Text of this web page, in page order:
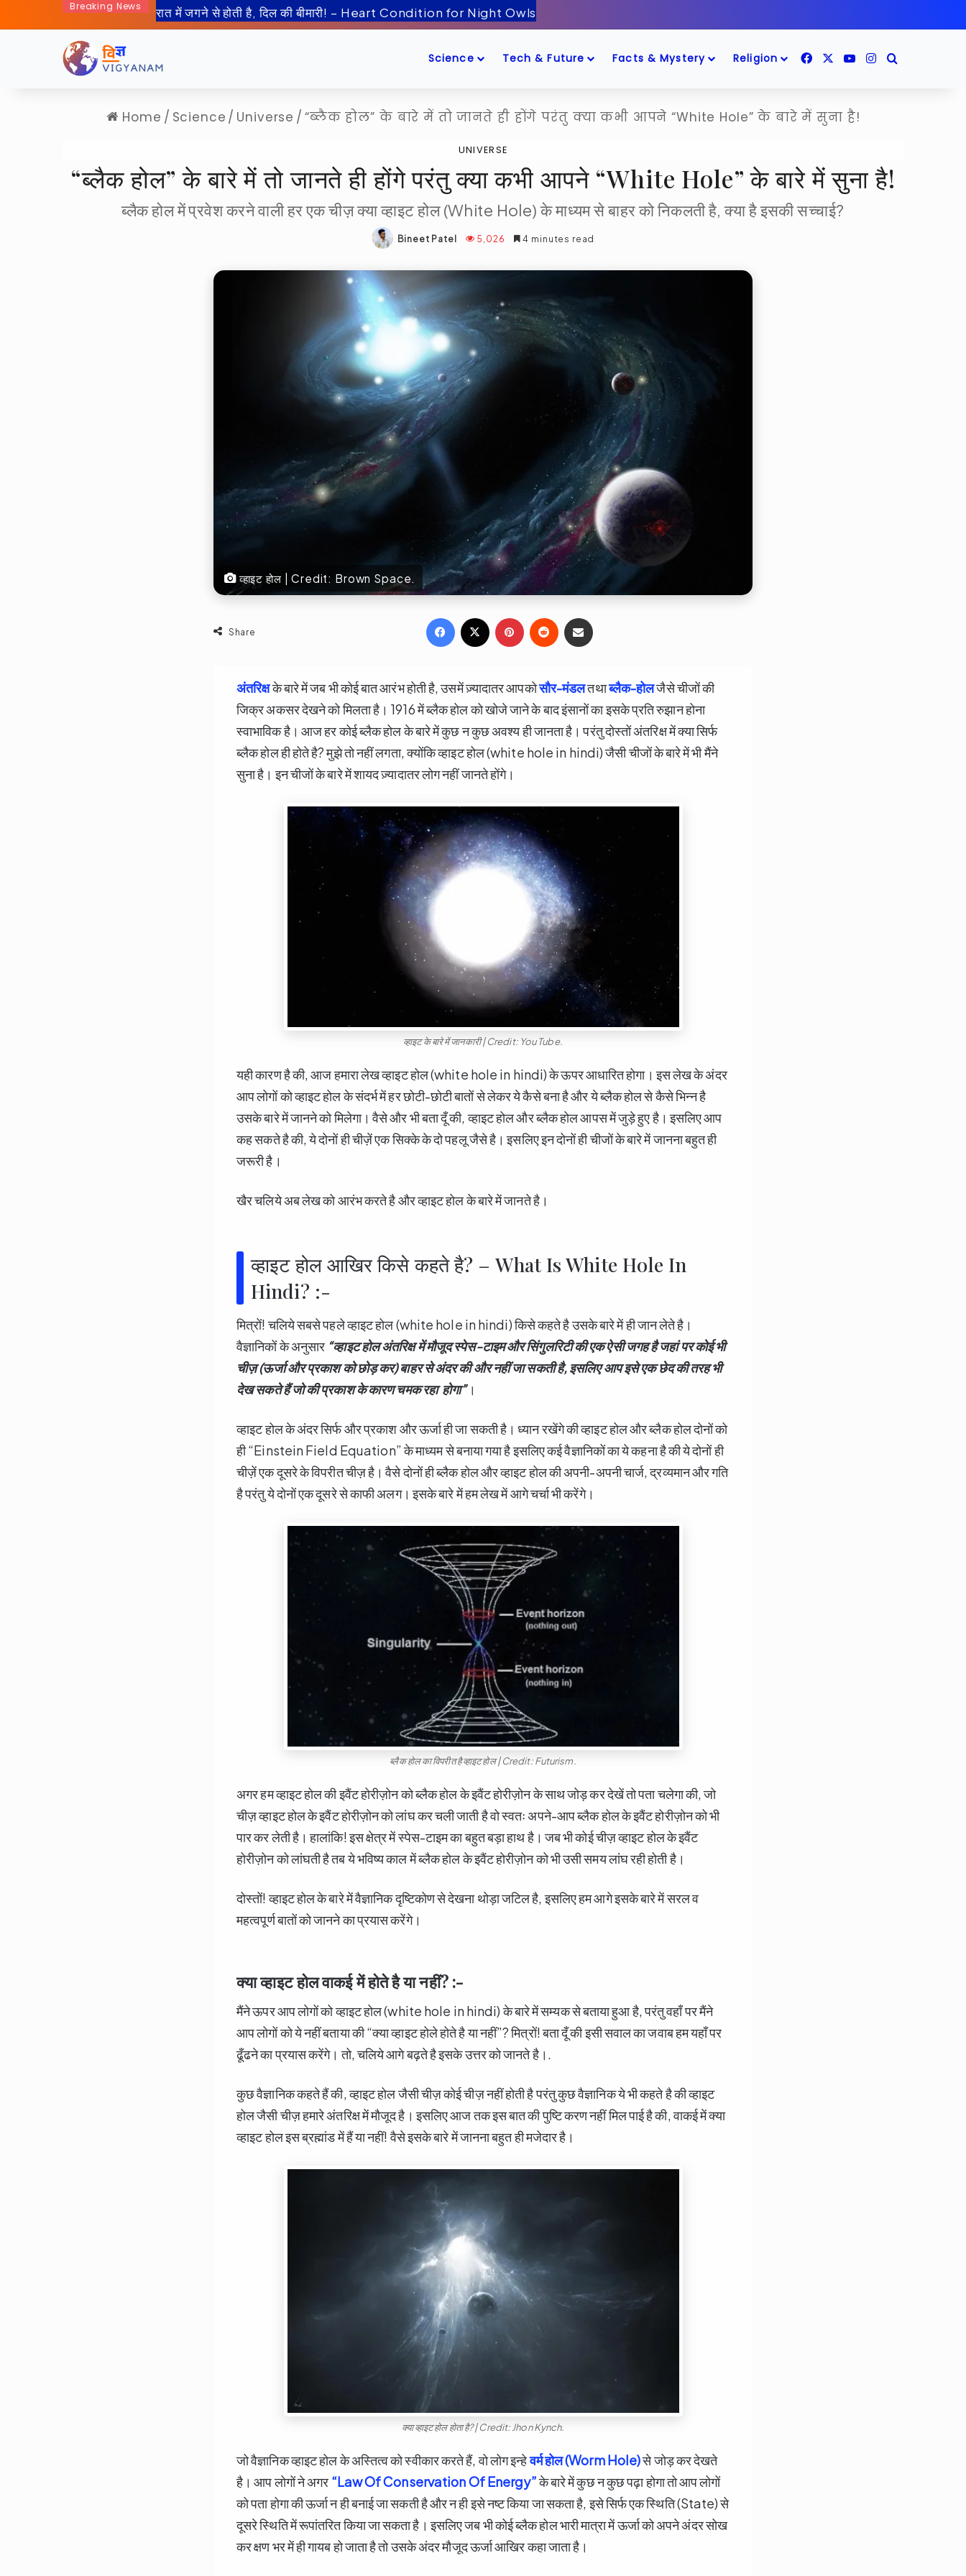
Breaking News
50 साल बाद इंसान जा रहा हैं चाँद के पास! – Artemis-2 Mission Launch
Science Tech & Future Facts & Mystery Religion FacebookYouTubeInstagram
Home / Science / Universe / “ब्लैक होल” के बारे में तो जानते ही होंगे परंतु क्या कभी आपने “White Hole” के बारे में सुना है!
UNIVERSE
“ब्लैक होल” के बारे में तो जानते ही होंगे परंतु क्या कभी आपने “White Hole” के बारे में सुना है!
ब्लैक होल में प्रवेश करने वाली हर एक चीज़ क्या व्हाइट होल (White Hole) के माध्यम से बाहर को निकलती है, क्या है इसकी सच्चाई?
Bineet Patel 5,026 4 minutes read
व्हाइट होल | Credit: Brown Space.
Share
Facebook Pinterest
Reddit
अंतरिक्षके बारे में जब भी कोई बात आरंभ होती है, उसमें ज़्यादातर आपकोसौर-मंडलतथाब्लैक-होलजैसे चीजों की
जिक्र अकसर देखने को मिलता है। 1916 में ब्लैक होल को खोजे जाने के बाद इंसानों का इसके प्रति रुझान होना
स्वाभाविक है। आज हर कोई ब्लैक होल के बारे में कुछ न कुछ अवश्य ही जानता है। परंतु दोस्तों अंतरिक्ष में क्या सिर्फ
ब्लैक होल ही होते है? मुझे तो नहीं लगता, क्योंकि व्हाइट होल (white hole in hindi) जैसी चीजों के बारे में भी मैंने
सुना है। इन चीजों के बारे में शायद ज़्यादातर लोग नहीं जानते होंगे।
व्हाइट के बारे में जानकारी | Credit: You Tube.
यही कारण है की, आज हमारा लेख व्हाइट होल (white hole in hindi) के ऊपर आधारित होगा। इस लेख के अंदर
आप लोगों को व्हाइट होल के संदर्भ में हर छोटी-छोटी बातों से लेकर ये कैसे बना है और ये ब्लैक होल से कैसे भिन्न है
उसके बारे में जानने को मिलेगा। वैसे और भी बता दूँ की, व्हाइट होल और ब्लैक होल आपस में जुड़े हुए है। इसलिए आप
कह सकते है की, ये दोनों ही चीज़ें एक सिक्के के दो पहलू जैसे है। इसलिए इन दोनों ही चीजों के बारे में जानना बहुत ही
जरूरी है।
खैर चलिये अब लेख को आरंभ करते है और व्हाइट होल के बारे में जानते है।
व्हाइट होल आखिर किसे कहते है? – What Is White Hole In
Hindi? :-
मित्रों! चलिये सबसे पहले व्हाइट होल (white hole in hindi) किसे कहते है उसके बारे में ही जान लेते है।
वैज्ञानिकों के अनुसार “व्हाइट होल अंतरिक्ष में मौजूद स्पेस-टाइम और सिंगुलरिटी की एक ऐसी जगह है जहां पर कोई भी
चीज़ (ऊर्जा और प्रकाश को छोड़ कर) बाहर से अंदर की और नहीं जा सकती है,इसलिए आप इसे एक छेद की तरह भी
देख सकते हैं जो की प्रकाश के कारण चमक रहाहोगा”।
व्हाइट होल के अंदर सिर्फ और प्रकाश और ऊर्जा ही जा सकती है। ध्यान रखेंगे की व्हाइट होल और ब्लैक होल दोनों को
ही “Einstein Field Equation” के माध्यम से बनाया गया है इसलिए कई वैज्ञानिकों का ये कहना है की ये दोनों ही
चीज़ें एक दूसरे के विपरीत चीज़ है। वैसे दोनों ही ब्लैक होल और व्हाइट होल की अपनी-अपनी चार्ज, द्रव्यमान और गति
है परंतु ये दोनों एक दूसरे से काफी अलग। इसके बारे में हम लेख में आगे चर्चा भी करेंगे।
ब्लैक होल का विपरीत है व्हाइट होल | Credit: Futurism.
अगर हम व्हाइट होल की इवैंट होरीज़ोन को ब्लैक होल के इवैंट होरीज़ोन के साथ जोड़ कर देखें तो पता चलेगा की, जो
चीज़ व्हाइट होल के इवैंट होरीज़ोन को लांघ कर चली जाती है वो स्वतः अपने-आप ब्लैक होल के इवैंट होरीज़ोन को भी
पार कर लेती है। हालांकि! इस क्षेत्र में स्पेस-टाइम का बहुत बड़ा हाथ है। जब भी कोई चीज़ व्हाइट होल के इवैंट
होरीज़ोन को लांघती है तब ये भविष्य काल में ब्लैक होल के इवैंट होरीज़ोन को भी उसी समय लांघ रही होती है।
दोस्तों! व्हाइट होल के बारे में वैज्ञानिक दृष्टिकोण से देखना थोड़ा जटिल है, इसलिए हम आगे इसके बारे में सरल व
महत्वपूर्ण बातों को जानने का प्रयास करेंगे।
क्या व्हाइट होल वाकई में होते है या नहीं? :-
मैंने ऊपर आप लोगों को व्हाइट होल (white hole in hindi) के बारे में सम्यक से बताया हुआ है, परंतु वहाँ पर मैंने
आप लोगों को ये नहीं बताया की “क्या व्हाइट होले होते है या नहीं”? मित्रों! बता दूँ की इसी सवाल का जवाब हम यहाँ पर
ढूँढने का प्रयास करेंगे। तो, चलिये आगे बढ़ते है इसके उत्तर को जानते है।.
कुछ वैज्ञानिक कहते हैं की, व्हाइट होल जैसी चीज़ कोई चीज़ नहीं होती है परंतु कुछ वैज्ञानिक ये भी कहते है की व्हाइट
होल जैसी चीज़ हमारे अंतरिक्ष में मौजूद है। इसलिए आज तक इस बात की पुष्टि करण नहीं मिल पाई है की, वाकई में क्या
व्हाइट होल इस ब्रह्मांड में हैं या नहीं! वैसे इसके बारे में जानना बहुत ही मजेदार है।
क्या व्हाइट होल होता है? | Credit: Jhon Kynch.
जो वैज्ञानिक व्हाइट होल के अस्तित्व को स्वीकार करते हैं, वो लोग इन्हेवर्म होल (Worm Hole)से जोड़ कर देखते
है। आप लोगों ने अगर “Law Of Conservation Of Energy”के बारे में कुछ न कुछ पढ़ा होगा तो आप लोगों
को पता होगा की ऊर्जा न ही बनाई जा सकती है और न ही इसे नष्ट किया जा सकता है, इसे सिर्फ एक स्थिति (State) से
दूसरे स्थिति में रूपांतरित किया जा सकता है। इसलिए जब भी कोई ब्लैक होल भारी मात्रा में ऊर्जा को अपने अंदर सोख
कर क्षण भर में ही गायब हो जाता है तो उसके अंदर मौजूद ऊर्जा आखिर कहा जाता है।